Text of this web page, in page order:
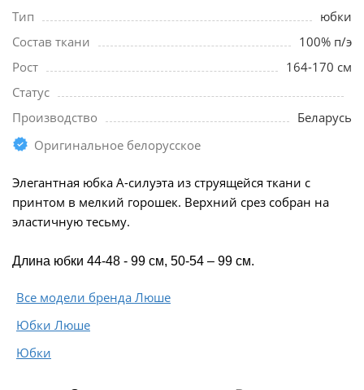
Тип
юбки
Состав ткани
100% п/э
Рост
164-170 см
Статус
Производство
Беларусь
Оригинальное белорусское
Элегантная юбка А-силуэта из струящейся ткани с
принтом в мелкий горошек. Верхний срез собран на
эластичную тесьму.
Длина юбки 44-48 - 99 см, 50-54 – 99 см.
Все модели бренда Люше
Юбки Люше
Юбки